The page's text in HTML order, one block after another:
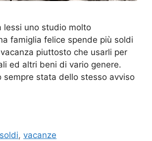
lessi uno studio molto
famiglia felice spende più soldi
piuttosto che usarli per
ed altri beni di vario genere.
sempre stata dello stesso avviso
soldi,vacanze